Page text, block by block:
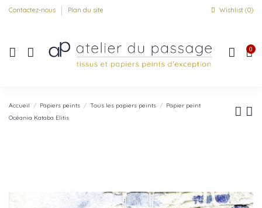
Contactez-nous Plan du site Wishlist (0)
0
Accueil Papiers peints Tous les papiers peints
Papier peint
Océania Kataba Elitis